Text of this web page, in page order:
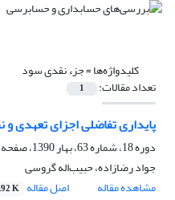
کلیدواژه‌ها =جزء نقدی سود
تعداد مقالات: 1
پایداری تفاضلی اجزای
دوره 18، شماره 63، بهار 1390، صفحه
جواد رضازاده، حبیب‌اله گروسی
مشاهده مقاله
اصل مقاله K